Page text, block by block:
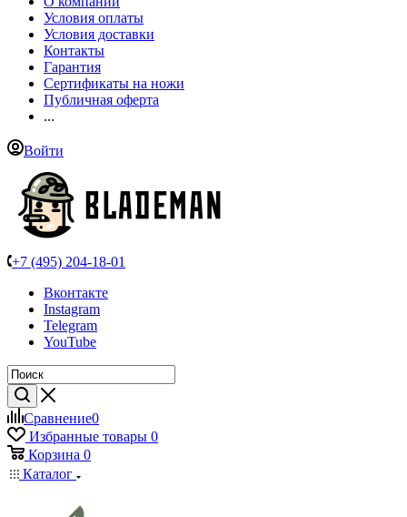
Условия оплаты
Условия доставки
Контакты
Гарантия
Сертификаты на ножи
Публичная оферта
...
Войти
+7 (495) 204-18-01
Вконтакте
Instagram
Telegram
YouTube
Сравнение0
Избранные товары 0
Корзина 0
Каталог